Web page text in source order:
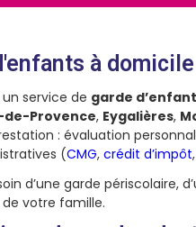
à
service de garde
de-Provence, Eygalières,
: évaluation
(CMG, crédit d’impôt,
d’une garde
votre famille.